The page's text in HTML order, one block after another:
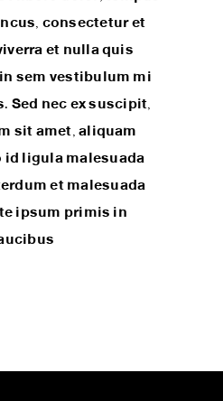
consectetur et
et nulla quis
sem vestibulum mi
nec ex suscipit,
sit amet, aliquam
ligula malesuada
et malesuada
ipsum primis in